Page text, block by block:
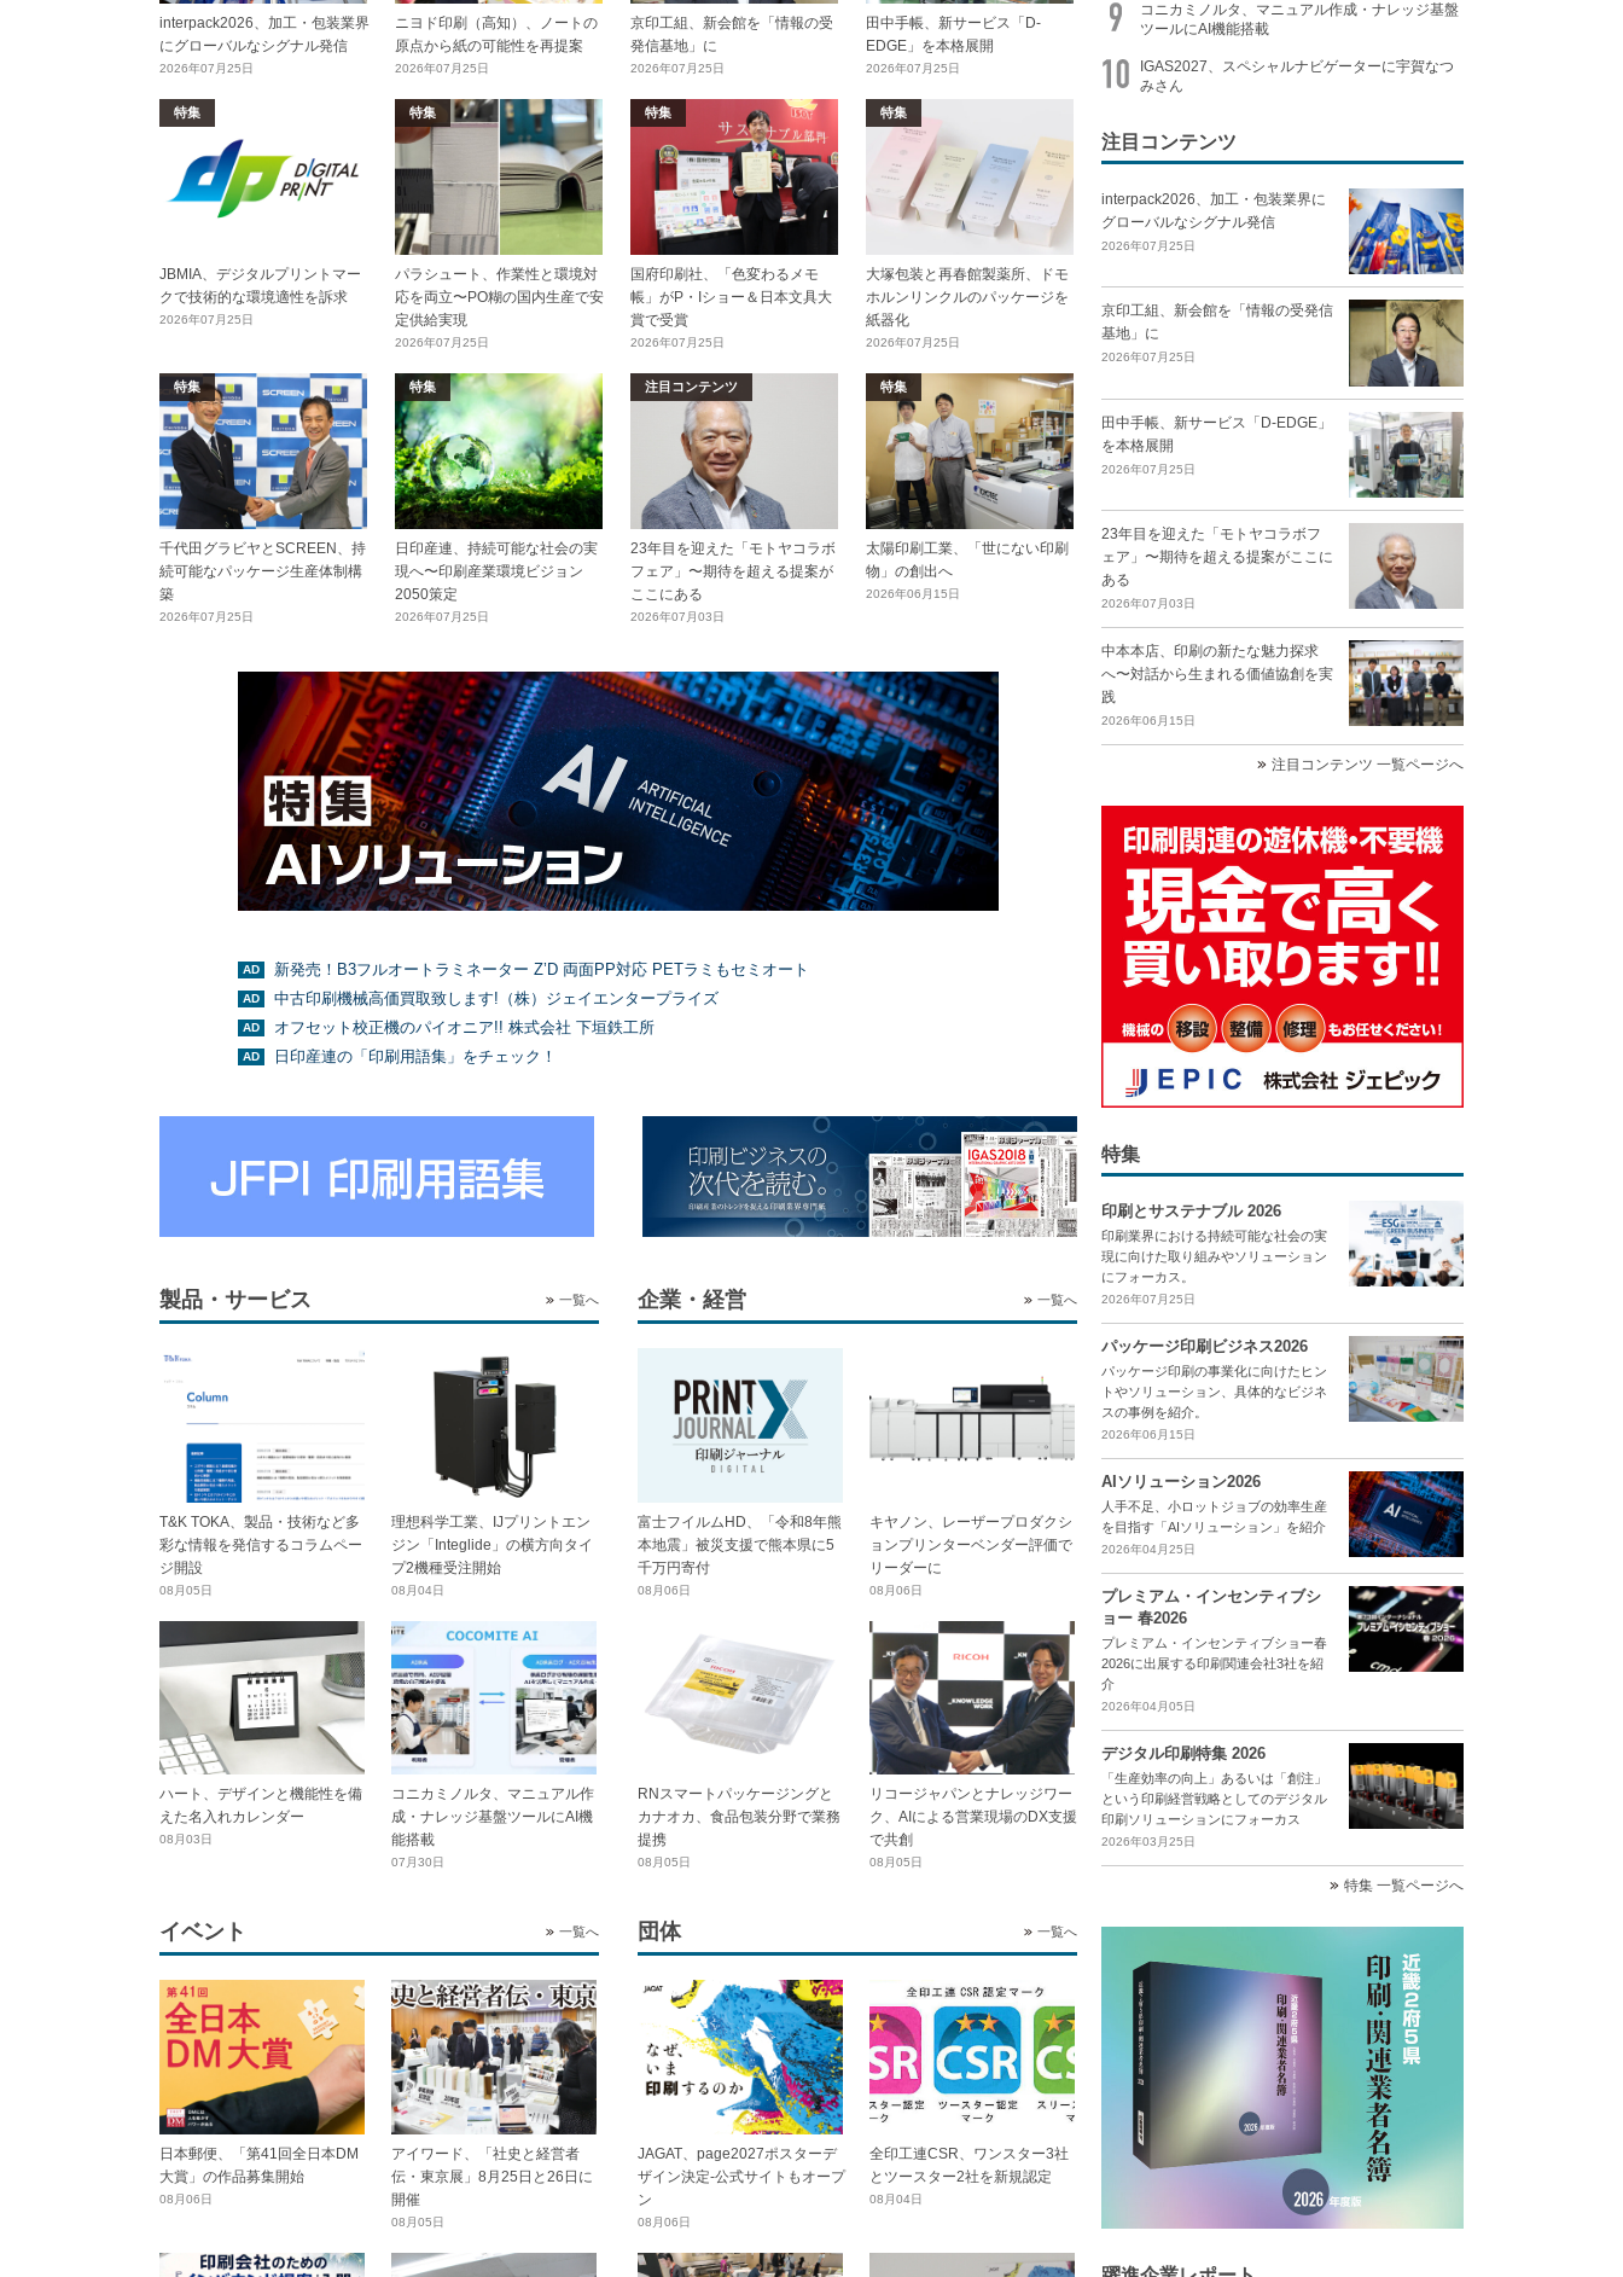
interpack2026、加工・包装業界
にグローバルなシグナル発信
2026年07月25日
ニヨド印刷（高知）、ノートの
原点から紙の可能性を再提案
2026年07月25日
京印工組、新会館を「情報の受
発信基地」に
2026年07月25日
田中手帳、新サービス「D-
EDGE」を本格展開
2026年07月25日
特集
JBMIA、デジタルプリントマー
クで技術的な環境適性を訴求
2026年07月25日
特集
パラシュート、作業性と環境対
応を両立〜PO糊の国内生産で安
定供給実現
2026年07月25日
特集
国府印刷社、「色変わるメモ
帳」がP・Iショー＆日本文具大
賞で受賞
2026年07月25日
特集
大塚包装と再春館製薬所、ドモ
ホルンリンクルのパッケージを
紙器化
2026年07月25日
特集
千代田グラビヤとSCREEN、持
続可能なパッケージ生産体制構
築
2026年07月25日
特集
日印産連、持続可能な社会の実
現へ〜印刷産業環境ビジョン
2050策定
2026年07月25日
注目コンテンツ
23年目を迎えた「モトヤコラボ
フェア」〜期待を超える提案が
ここにある
2026年07月03日
特集
太陽印刷工業、「世にない印刷
物」の創出へ
2026年06月15日
新発売！B3フルオートラミネーター Z’D 両面PP対応 PETラミもセミオート
中古印刷機械高価買取致します!（株）ジェイエンタープライズ
オフセット校正機のパイオニア!! 株式会社 下垣鉄工所
日印産連の「印刷用語集」をチェック！
製品・サービス 一覧へ
T&K TOKA、製品・技術など多
彩な情報を発信するコラムペー
ジ開設
08月05日
理想科学工業、IJプリントエン
ジン「Integlide」の横方向タイ
プ2機種受注開始
08月04日
ハート、デザインと機能性を備
えた名入れカレンダー
08月03日
コニカミノルタ、マニュアル作
成・ナレッジ基盤ツールにAI機
能搭載
07月30日
企業・経営 一覧へ
富士フイルムHD、「令和8年熊
本地震」被災支援で熊本県に5
千万円寄付
08月06日
キヤノン、レーザープロダクシ
ョンプリンターベンダー評価で
リーダーに
08月06日
RNスマートパッケージングと
カナオカ、食品包装分野で業務
提携
08月05日
リコージャパンとナレッジワー
ク、AIによる営業現場のDX支援
で共創
08月05日
イベント 一覧へ
日本郵便、「第41回全日本DM
大賞」の作品募集開始
08月06日
アイワード、「社史と経営者
伝・東京展」8月25日と26日に
開催
08月05日
団体 一覧へ
JAGAT、page2027ポスターデ
ザイン決定-公式サイトもオープ
ン
08月06日
全印工連CSR、ワンスター3社
とツースター2社を新規認定
08月04日
コニカミノルタ、マニュアル作成・ナレッジ基盤
ツールにAI機能搭載
IGAS2027、スペシャルナビゲーターに宇賀なつ
みさん
注目コンテンツ
interpack2026、加工・包装業界に
グローバルなシグナル発信
2026年07月25日
京印工組、新会館を「情報の受発信
基地」に
2026年07月25日
田中手帳、新サービス「D-EDGE」
を本格展開
2026年07月25日
23年目を迎えた「モトヤコラボフ
ェア」〜期待を超える提案がここに
ある
2026年07月03日
中本本店、印刷の新たな魅力探求
へ〜対話から生まれる価値協創を実
践
2026年06月15日
注目コンテンツ 一覧ページへ
特集
印刷とサステナブル 2026
印刷業界における持続可能な社会の実
現に向けた取り組みやソリューション
にフォーカス。
2026年07月25日
パッケージ印刷ビジネス2026
パッケージ印刷の事業化に向けたヒン
トやソリューション、具体的なビジネ
スの事例を紹介。
2026年06月15日
AIソリューション2026
人手不足、小ロットジョブの効率生産
を目指す「AIソリューション」を紹介
2026年04月25日
プレミアム・インセンティブシ
ョー 春2026
プレミアム・インセンティブショー春
2026に出展する印刷関連会社3社を紹
介
2026年04月05日
デジタル印刷特集 2026
「生産効率の向上」あるいは「創注」
という印刷経営戦略としてのデジタル
印刷ソリューションにフォーカス
2026年03月25日
特集 一覧ページへ